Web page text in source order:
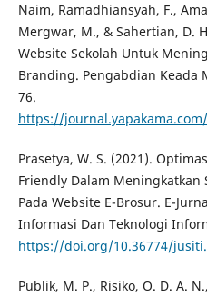
Naim, Ramadhiansyah, F.,
Mergwar, M., & Sahertian, D.
Website Sekolah Untuk
Branding. Pengabdian Keada
76.
https://
Prasetya, W. S. (2021).
Friendly Dalam
Pada Website E-Brosur. E-
Informasi Dan Teknologi
https://doi.org/10.36774/
Publik, M. P., Risiko, O. D. A.